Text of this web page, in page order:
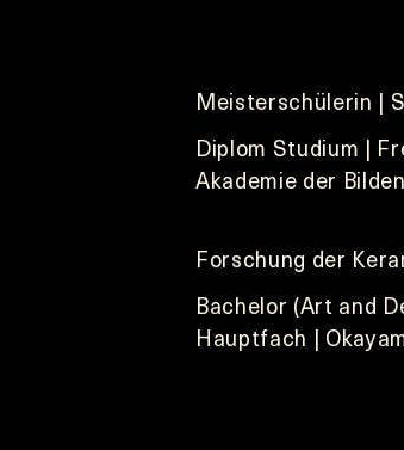
Meisterschülerin |
Diplom Studium |
Akademie der
Forschung der
Bachelor (Art and
Hauptfach |